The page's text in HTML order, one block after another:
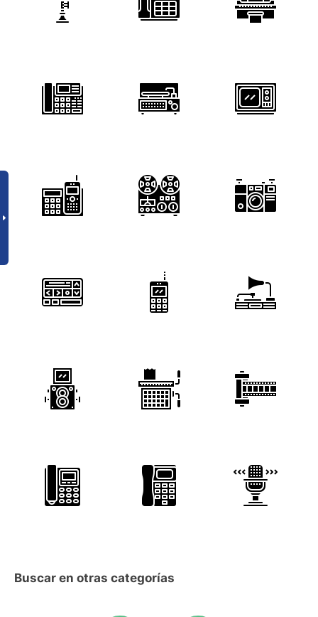
Buscar en otras categorías